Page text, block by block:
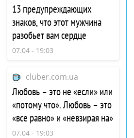
13 предупреждающих
знаков, что этот мужчина
разобьет вам сердце
07.04 - 19:03
cluber.com.ua
Любовь – это не «если» или
«потому что». Любовь – это
«все равно» и «невзирая на»
07.04 - 19:03